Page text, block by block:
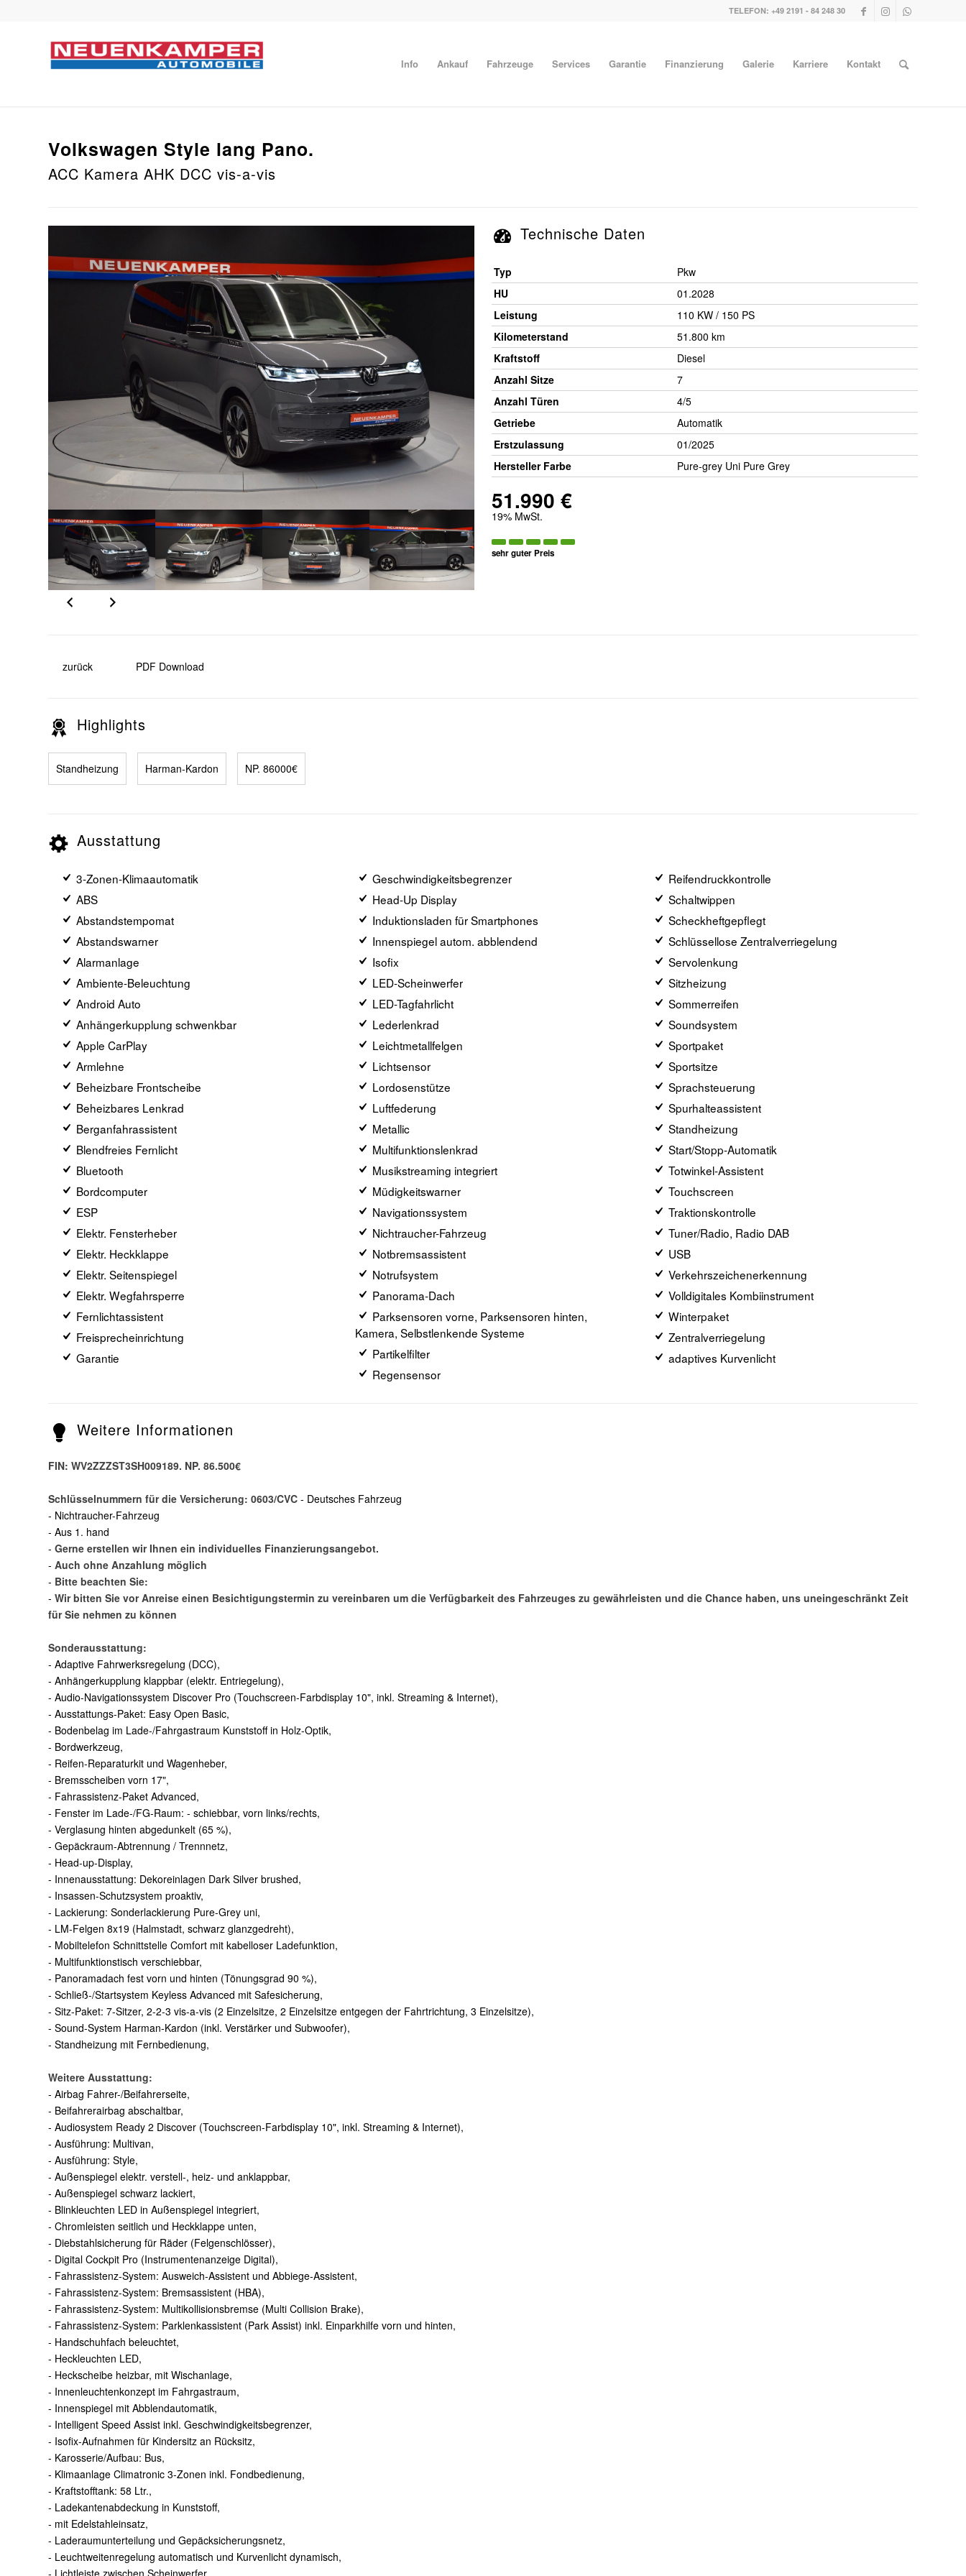
TELEFON: +49 2191 - 84 248 30
Info Ankauf Fahrzeuge Services Garantie Finanzierung Galerie Karriere Kontakt
Volkswagen Style lang Pano.
ACC Kamera AHK DCC vis-a-vis
Technische Daten
Typ
Pkw
HU
01.2028
Leistung
110 KW / 150 PS
Kilometerstand
51.800 km
Kraftstoff
Diesel
Anzahl Sitze
7
Anzahl Türen
4/5
Getriebe
Automatik
Erstzulassung
01/2025
Hersteller Farbe
Pure-grey Uni Pure Grey
51.990 €
19% MwSt.
sehr guter Preis
zurück PDF Download
Highlights
Standheizung Harman-Kardon NP. 86000€
Ausstattung
3-Zonen-Klimaautomatik
ABS
Abstandstempomat
Abstandswarner
Alarmanlage
Ambiente-Beleuchtung
Android Auto
Anhängerkupplung schwenkbar
Apple CarPlay
Armlehne
Beheizbare Frontscheibe
Beheizbares Lenkrad
Berganfahrassistent
Blendfreies Fernlicht
Bluetooth
Bordcomputer
ESP
Elektr. Fensterheber
Elektr. Heckklappe
Elektr. Seitenspiegel
Elektr. Wegfahrsperre
Fernlichtassistent
Freisprecheinrichtung
Garantie
Geschwindigkeitsbegrenzer
Head-Up Display
Induktionsladen für Smartphones
Innenspiegel autom. abblendend
Isofix
LED-Scheinwerfer
LED-Tagfahrlicht
Lederlenkrad
Leichtmetallfelgen
Lichtsensor
Lordosenstütze
Luftfederung
Metallic
Multifunktionslenkrad
Musikstreaming integriert
Müdigkeitswarner
Navigationssystem
Nichtraucher-Fahrzeug
Notbremsassistent
Notrufsystem
Panorama-Dach
Parksensoren vorne, Parksensoren hinten,
Kamera, Selbstlenkende Systeme
Partikelfilter
Regensensor
Reifendruckkontrolle
Schaltwippen
Scheckheftgepflegt
Schlüssellose Zentralverriegelung
Servolenkung
Sitzheizung
Sommerreifen
Soundsystem
Sportpaket
Sportsitze
Sprachsteuerung
Spurhalteassistent
Standheizung
Start/Stopp-Automatik
Totwinkel-Assistent
Touchscreen
Traktionskontrolle
Tuner/Radio, Radio DAB
USB
Verkehrszeichenerkennung
Volldigitales Kombiinstrument
Winterpaket
Zentralverriegelung
adaptives Kurvenlicht
Weitere Informationen
FIN: WV2ZZZST3SH009189. NP. 86.500€
Schlüsselnummern für die Versicherung: 0603/CVC - Deutsches Fahrzeug
- Nichtraucher-Fahrzeug
- Aus 1. hand
- Gerne erstellen wir Ihnen ein individuelles Finanzierungsangebot.
- Auch ohne Anzahlung möglich
- Bitte beachten Sie:
- Wir bitten Sie vor Anreise einen Besichtigungstermin zu vereinbaren um die Verfügbarkeit des Fahrzeuges zu gewährleisten und die Chance haben, uns uneingeschränkt Zeit
für Sie nehmen zu können
Sonderausstattung:
- Adaptive Fahrwerksregelung (DCC),
- Anhängerkupplung klappbar (elektr. Entriegelung),
- Audio-Navigationssystem Discover Pro (Touchscreen-Farbdisplay 10", inkl. Streaming & Internet),
- Ausstattungs-Paket: Easy Open Basic,
- Bodenbelag im Lade-/Fahrgastraum Kunststoff in Holz-Optik,
- Bordwerkzeug,
- Reifen-Reparaturkit und Wagenheber,
- Bremsscheiben vorn 17",
- Fahrassistenz-Paket Advanced,
- Fenster im Lade-/FG-Raum: - schiebbar, vorn links/rechts,
- Verglasung hinten abgedunkelt (65 %),
- Gepäckraum-Abtrennung / Trennnetz,
- Head-up-Display,
- Innenausstattung: Dekoreinlagen Dark Silver brushed,
- Insassen-Schutzsystem proaktiv,
- Lackierung: Sonderlackierung Pure-Grey uni,
- LM-Felgen 8x19 (Halmstadt, schwarz glanzgedreht),
- Mobiltelefon Schnittstelle Comfort mit kabelloser Ladefunktion,
- Multifunktionstisch verschiebbar,
- Panoramadach fest vorn und hinten (Tönungsgrad 90 %),
- Schließ-/Startsystem Keyless Advanced mit Safesicherung,
- Sitz-Paket: 7-Sitzer, 2-2-3 vis-a-vis (2 Einzelsitze, 2 Einzelsitze entgegen der Fahrtrichtung, 3 Einzelsitze),
- Sound-System Harman-Kardon (inkl. Verstärker und Subwoofer),
- Standheizung mit Fernbedienung,
Weitere Ausstattung:
- Airbag Fahrer-/Beifahrerseite,
- Beifahrerairbag abschaltbar,
- Audiosystem Ready 2 Discover (Touchscreen-Farbdisplay 10", inkl. Streaming & Internet),
- Ausführung: Multivan,
- Ausführung: Style,
- Außenspiegel elektr. verstell-, heiz- und anklappbar,
- Außenspiegel schwarz lackiert,
- Blinkleuchten LED in Außenspiegel integriert,
- Chromleisten seitlich und Heckklappe unten,
- Diebstahlsicherung für Räder (Felgenschlösser),
- Digital Cockpit Pro (Instrumentenanzeige Digital),
- Fahrassistenz-System: Ausweich-Assistent und Abbiege-Assistent,
- Fahrassistenz-System: Bremsassistent (HBA),
- Fahrassistenz-System: Multikollisionsbremse (Multi Collision Brake),
- Fahrassistenz-System: Parklenkassistent (Park Assist) inkl. Einparkhilfe vorn und hinten,
- Handschuhfach beleuchtet,
- Heckleuchten LED,
- Heckscheibe heizbar, mit Wischanlage,
- Innenleuchtenkonzept im Fahrgastraum,
- Innenspiegel mit Abblendautomatik,
- Intelligent Speed Assist inkl. Geschwindigkeitsbegrenzer,
- Isofix-Aufnahmen für Kindersitz an Rücksitz,
- Karosserie/Aufbau: Bus,
- Klimaanlage Climatronic 3-Zonen inkl. Fondbedienung,
- Kraftstofftank: 58 Ltr.,
- Ladekantenabdeckung in Kunststoff,
- mit Edelstahleinsatz,
- Laderaumunterteilung und Gepäcksicherungsnetz,
- Leuchtweitenregelung automatisch und Kurvenlicht dynamisch,